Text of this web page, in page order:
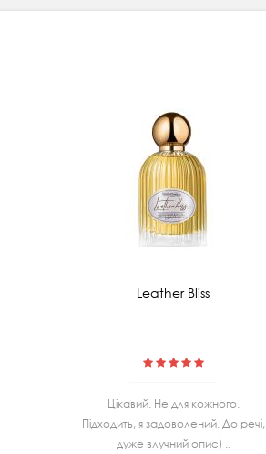
Leather Bliss
Цiкавий. Не для кожного.
Підходить, я задоволений. До речі,
дуже влучний опис) ..